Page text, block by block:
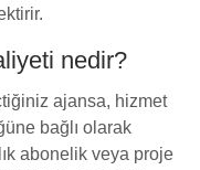
nedir?
ajansa, hizmet
bağlı olarak
abonelik veya proje